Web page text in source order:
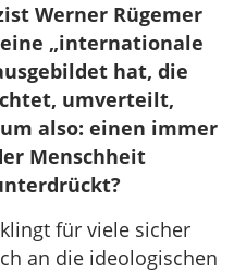
Werner Rügemer
„internationale
hat, die
umverteilt,
also: einen immer
Menschheit
für viele sicher
an die ideologischen